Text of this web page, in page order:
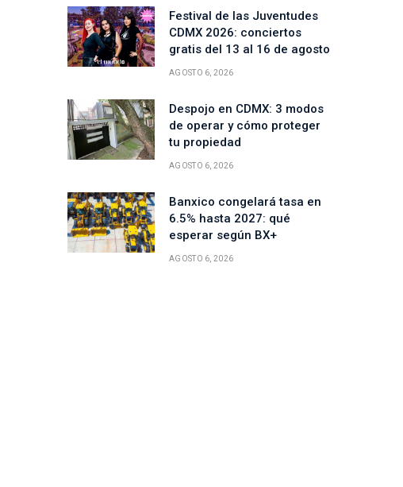
Festival de las Juventudes
CDMX 2026: conciertos
gratis del 13 al 16 de agosto
AGOSTO 6, 2026
Despojo en CDMX: 3 modos
de operar y cómo proteger
tu propiedad
AGOSTO 6, 2026
Banxico congelará tasa en
6.5% hasta 2027: qué
esperar según BX+
AGOSTO 6, 2026